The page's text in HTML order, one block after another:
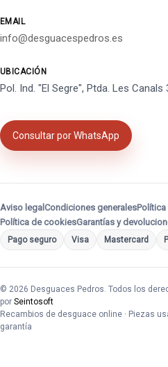
EMAIL
info@desguacespedros.es
UBICACIÓN
Pol. Ind. "El Segre", Ptda. Les Canals
Consultar por WhatsApp
Aviso legal Condiciones generales
Política de cookiesGarantías y
Pago seguro Visa Mastercard
© 2026 Desguaces Pedros. Todos los
por Seintosoft
Recambios de desguace online · Piezas
garantía